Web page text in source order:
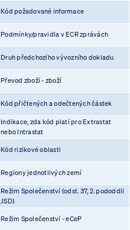
Kód požadované informace
Podmínky/pravidla v ECR zprávách
Druh předchozího vývozního dokladu
Převod zboží - zboží
Kód přičtených a odečtených částek
Indikace, zda kód platí pro Extrastat
nebo Intrastat
Kód rizikové oblasti
Regiony jednotlivých zemí
Režim Společenství (odst. 37, 2. pododdil
JSD)
Režim Společenství - eCeP